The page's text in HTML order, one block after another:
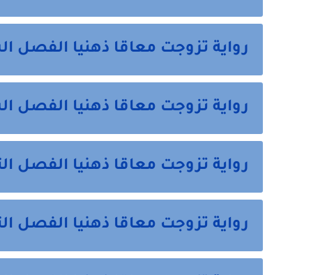
رواية تزوجت معاقا ذهنيا
رواية تزوجت معاقا ذهنيا الفصل
رواية تزوجت معاقا ذهنيا الفصل
رواية تزوجت معاقا ذهنيا الفصل